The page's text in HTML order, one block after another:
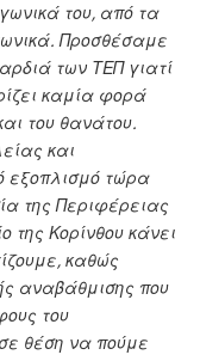
του, από τα
Προσθέσαμε
των ΤΕΠ γιατί
καμία φορά
του θανάτου.
και
εξοπλισμό τώρα
της Περιφέρειας
της Κορίνθου κάνει
καθώς
αναβάθμισης που
του
θέση να πούμε